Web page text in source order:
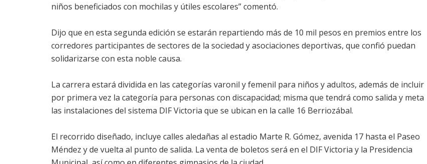
niños beneficiados con mochilas y útiles escolares” comentó.
Dijo que en esta segunda edición se estarán repartiendo más de 10 mil pesos en premios entre los
corredores participantes de sectores de la sociedad y asociaciones deportivas, que confió puedan
solidarizarse con esta noble causa.
La carrera estará dividida en las categorías varonil y femenil para niños y adultos, además de incluir
por primera vez la categoría para personas con discapacidad; misma que tendrá como salida y meta
las instalaciones del sistema DIF Victoria que se ubican en la calle 16 Berriozábal.
El recorrido diseñado, incluye calles aledañas al estadio Marte R. Gómez, avenida 17 hasta el Paseo
Méndez y de vuelta al punto de salida. La venta de boletos será en el DIF Victoria y la Presidencia